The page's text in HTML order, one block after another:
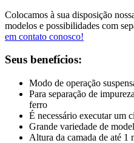
Colocamos à sua disposição
modelos e possibilidades com
em contato conosco!
Seus benefícios:
Modo de operação
Para separação de
ferro
É necessário executar um
Grande variedade de
Altura da camada de até 1